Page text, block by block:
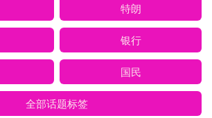
特朗
银行
国民
全部话题标签